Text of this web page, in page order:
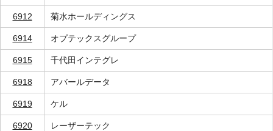
6912 菊水ホールディングス
6914 オプテックスグループ
6915 千代田インテグレ
6918 アバールデータ
6919 ケル
6920 レーザーテック